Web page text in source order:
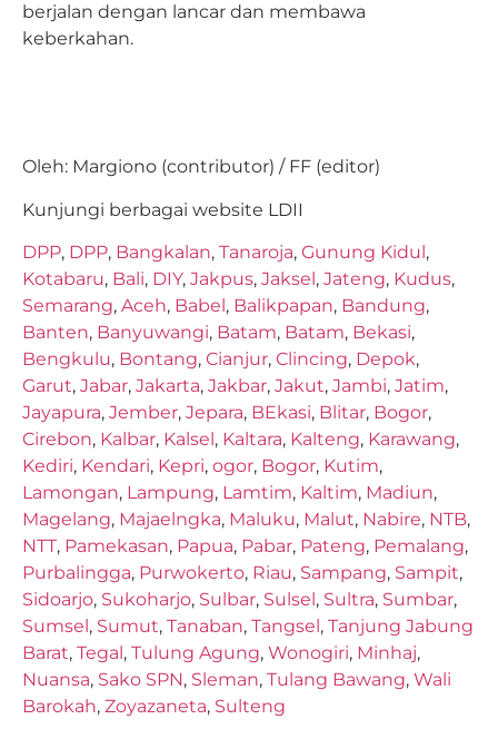
berjalan dengan lancar dan membawa
keberkahan.
Oleh: Margiono (contributor) / FF (editor)
Kunjungi berbagai website LDII
DPP, DPP, Bangkalan, Tanaroja, Gunung Kidul ,
Kotabaru, Bali, DIY, Jakpus, Jaksel , Jateng, Kudus,
Semarang, Aceh, Babel , Balikpapan, Bandung,
Banten, Banyuwangi, Batam, Batam, Bekasi,
Bengkulu, Bontang, Cianjur, Clincing, Depok,
Garut, Jabar, Jakarta, Jakbar, Jakut, Jambi, Jatim,
Jayapura, Jember, Jepara, BEkasi, Blitar, Bogor,
Cirebon, Kalbar, Kalsel , Kaltara, Kalteng, Karawang,
Kediri, Kendari, Kepri, ogor, Bogor, Kutim,
Lamongan, Lampung, Lamtim, Kaltim, Madiun,
Magelang, Majaelngka, Maluku, Malut, Nabire, NTB,
NTT, Pamekasan, Papua, Pabar, Pateng, Pemalang,
Purbalingga, Purwokerto, Riau, Sampang, Sampit,
Sidoarjo, Sukoharjo, Sulbar, Sulsel , Sultra, Sumbar,
Sumsel , Sumut, Tanaban, Tangsel , Tanjung Jabung
Barat, Tegal , Tulung Agung, Wonogiri, Minhaj,
Nuansa, Sako SPN, Sleman, Tulang Bawang, Wali
Barokah, Zoyazaneta, Sulteng